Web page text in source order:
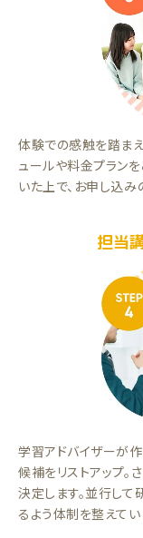
体験での感触を踏ま
ュールや料金プラン
いた上で、お申し込
担当
学習アドバイザーが
候補をリストアップ。
決定します。並行し
るよう体制を整えてい